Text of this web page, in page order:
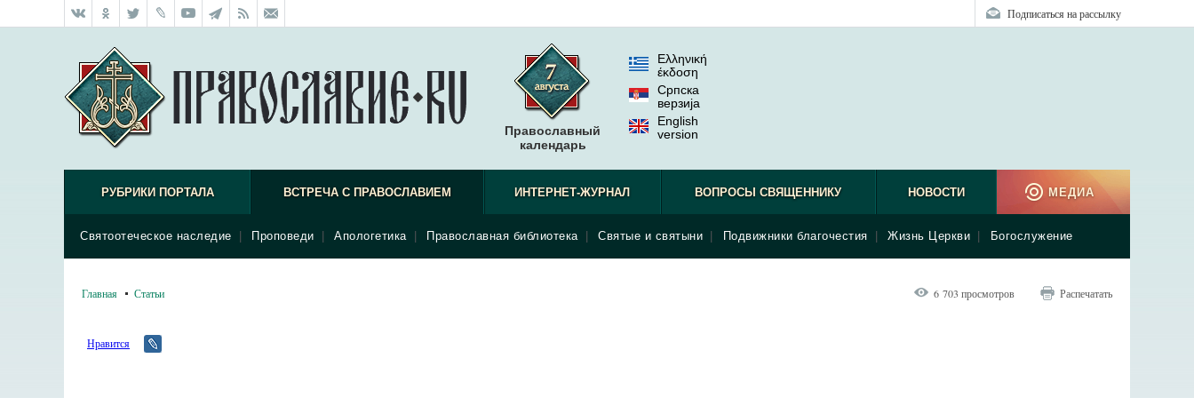
Подписаться на рассылку
Православный
календарь
Ελληνική
έκδοση
Српска
верзиjа
English
version
РУБРИКИ ПОРТАЛА ВСТРЕЧА С ПРАВОСЛАВИЕМ
Святоотеческое наследие Проповеди Апологетика Православная библиотека Святые и святыни Подвижники благочестия Жизнь Церкви Богослужение
ИНТЕРНЕТ-ЖУРНАЛ ВОПРОСЫ СВЯЩЕННИКУ НОВОСТИ МЕДИА
Главная Статьи 6 703 просмотров Распечатать
Нравится